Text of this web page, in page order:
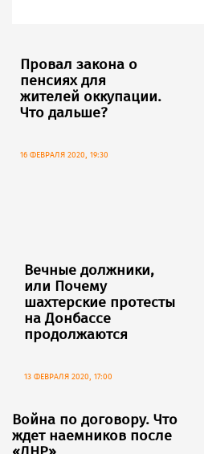
Провал закона о
пенсиях для
жителей оккупации.
Что дальше?
16 ФЕВРАЛЯ 2020, 19:30
Вечные должники,
или Почему
шахтерские протесты
на Донбассе
продолжаются
13 ФЕВРАЛЯ 2020, 17:00
Война по договору. Что
ждет наемников после